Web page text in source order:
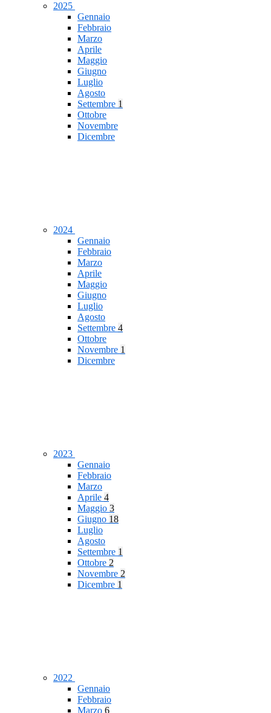
2025
Gennaio
Febbraio
Marzo
Aprile
Maggio
Giugno
Luglio
Agosto
Settembre 1
Ottobre
Novembre
Dicembre
2024
Gennaio
Febbraio
Marzo
Aprile
Maggio
Giugno
Luglio
Agosto
Settembre 4
Ottobre
Novembre 1
Dicembre
2023
Gennaio
Febbraio
Marzo
Aprile 4
Maggio 3
Giugno 18
Luglio
Agosto
Settembre 1
Ottobre 2
Novembre 2
Dicembre 1
2022
Gennaio
Febbraio
Marzo 6